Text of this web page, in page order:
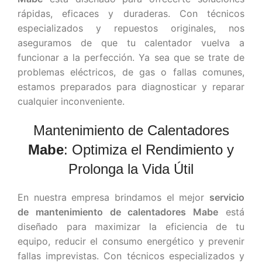
rápidas, eficaces y duraderas. Con técnicos
especializados y repuestos originales, nos
aseguramos de que tu calentador vuelva a
funcionar a la perfección. Ya sea que se trate de
problemas eléctricos, de gas o fallas comunes,
estamos preparados para diagnosticar y reparar
cualquier inconveniente.
Mantenimiento de Calentadores
Mabe: Optimiza el Rendimiento y
Prolonga la Vida Útil
En nuestra empresa brindamos el mejor servicio
de mantenimiento de calentadores Mabe está
diseñado para maximizar la eficiencia de tu
equipo, reducir el consumo energético y prevenir
fallas imprevistas. Con técnicos especializados y